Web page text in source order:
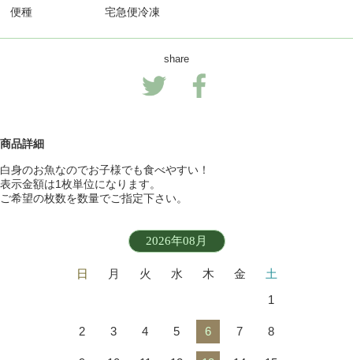
便種 宅急便冷凍
share
商品詳細
白身のお魚なのでお子様でも食べやすい！
表示金額は1枚単位になります。
ご希望の枚数を数量でご指定下さい。
2026年08月
日 月 火 水 木 金
土
1
2 3 4 5 6 7 8